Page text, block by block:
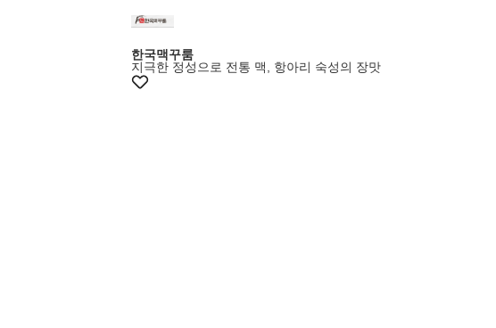
한국맥꾸룸
지극한 정성으로 전통 맥, 항아리 숙성의 장맛